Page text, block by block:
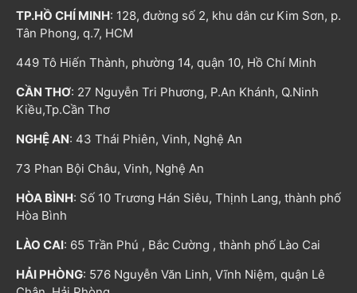
TP.HỒ CHÍ MINH: 128, đường số 2, khu dân cư Kim Sơn, p.
Tân Phong, q.7, HCM
449 Tô Hiến Thành, phường 14, quận 10, Hồ Chí Minh
CẦN THƠ: 27 Nguyễn Tri Phương, P.An Khánh, Q.Ninh
Kiều,Tp.Cần Thơ
NGHỆ AN: 43 Thái Phiên, Vinh, Nghệ An
73 Phan Bội Châu, Vinh, Nghệ An
HÒA BÌNH: Số 10 Trương Hán Siêu, Thịnh Lang, thành phố
Hòa Bình
LÀO CAI: 65 Trần Phú , Bắc Cường , thành phố Lào Cai
HẢI PHÒNG: 576 Nguyễn Văn Linh, Vĩnh Niệm, quận Lê